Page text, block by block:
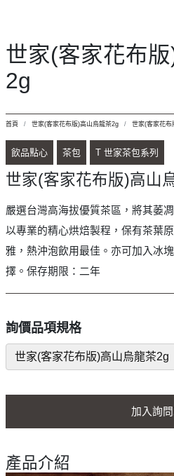
世家(客家花布
2g
首頁 世家(客家花布版)高山烏龍茶2g 世家(客家花布
飲品點心 茶包 T 世家茶包系列
世家(客家花布版)高山
嚴選台灣高海拔優質茶區，將其萎
以專業的精心烘焙製程，保有茶葉
雅，熱沖泡飲用最佳。亦可加入冰
擇。保存期限：二年
詢價品項規格
世家(客家花布版)高山烏龍茶2g
加入詢問
產品介紹